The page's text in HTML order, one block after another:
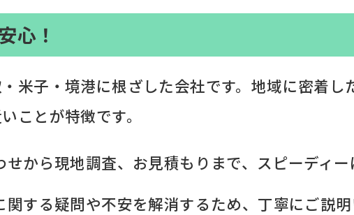
心！
米子・境港に根ざした会社です。地域に密着し
ことが特徴です。
せから現地調査、お見積もりまで、スピーディー
関する疑問や不安を解消するため、丁寧にご説明